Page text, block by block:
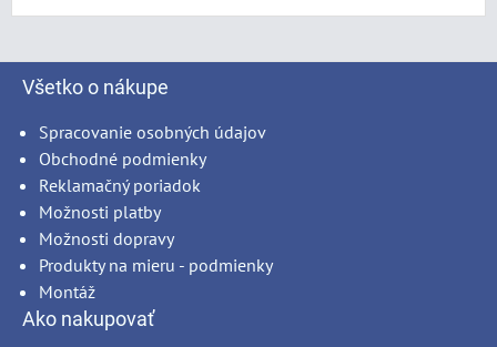
Všetko o nákupe
Spracovanie osobných údajov
Obchodné podmienky
Reklamačný poriadok
Možnosti platby
Možnosti dopravy
Produkty na mieru - podmienky
Montáž
Ako nakupovať